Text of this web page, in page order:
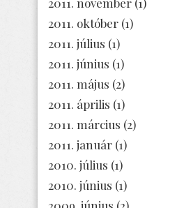
2011. október (1)
2011. július (1)
2011. június (1)
2011. május (2)
2011. április (1)
2011. március (2)
2011. január (1)
2010. július (1)
2010. június (1)